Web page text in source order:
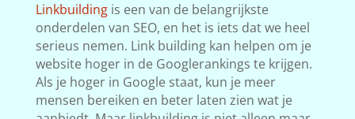
Linkbuildingis een van de belangrijkste
onderdelen van SEO, en het is iets dat we heel
serieus nemen. Link building kan helpen om je
website hoger in de Googlerankings te krijgen.
Als je hoger in Google staat, kun je meer
mensen bereiken en beter laten zien wat je